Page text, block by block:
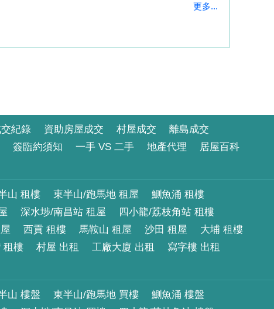
更多...
紀錄 資助房屋成交 村屋成交
離島成交
簽臨約須知 一手 VS 二手 地產代理
居屋百科
山 租樓 東半山/跑馬地 租屋
鰂魚涌 租樓
深水埗/南昌站 租屋
四小龍/荔枝角站 租樓
西貢 租樓 馬鞍山 租屋 沙田 租屋
大埔 租樓
租樓 村屋 出租 工廠大廈 出租
寫字樓 出租
山 樓盤 東半山/跑馬地 買樓
鰂魚涌 樓盤